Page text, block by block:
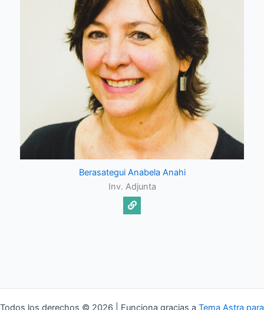
Berasategui Anabela Anahi
Inv. Adjunta
Todos los derechos © 2026 | Funciona gracias a Tema Astra para